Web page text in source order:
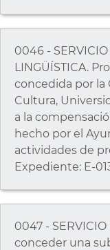
0046 -
LINGÜÍSTICA.
concedida por la
Cultura,
a la
hecho por el
actividades de
Expediente: E-
0047 -
conceder una